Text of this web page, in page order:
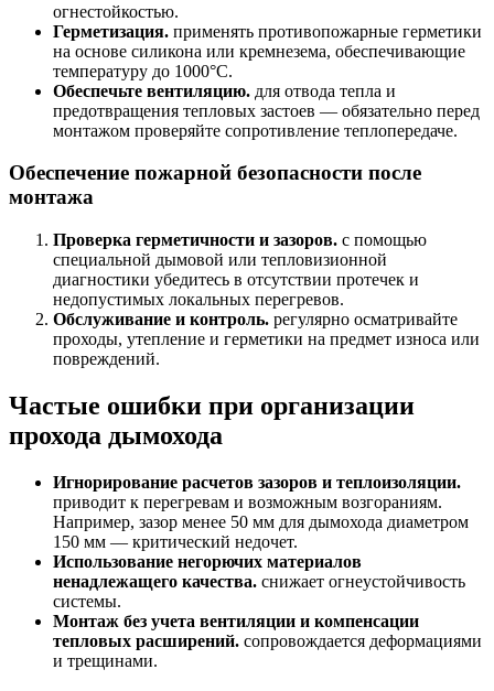
огнестойкостью.
Герметизация. применять противопожарные герметики
на основе силикона или кремнезема, обеспечивающие
температуру до 1000°C.
Обеспечьте вентиляцию. для отвода тепла и
предотвращения тепловых застоев — обязательно перед
монтажом проверяйте сопротивление теплопередаче.
Обеспечение пожарной безопасности после
монтажа
Проверка герметичности и зазоров. с помощью
специальной дымовой или тепловизионной
диагностики убедитесь в отсутствии протечек и
недопустимых локальных перегревов.
Обслуживание и контроль. регулярно осматривайте
проходы, утепление и герметики на предмет износа или
повреждений.
Частые ошибки при организации
прохода дымохода
Игнорирование расчетов зазоров и теплоизоляции.
приводит к перегревам и возможным возгораниям.
Например, зазор менее 50 мм для дымохода диаметром
150 мм — критический недочет.
Использование негорючих материалов
ненадлежащего качества. снижает огнеустойчивость
системы.
Монтаж без учета вентиляции и компенсации
тепловых расширений. сопровождается деформациями
и трещинами.